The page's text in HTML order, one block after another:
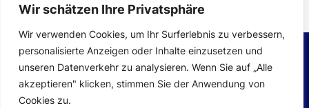
Wir schätzen Ihre Privatsphäre
Wir verwenden Cookies, um Ihr Surferlebnis zu verbessern,
personalisierte Anzeigen oder Inhalte einzusetzen und
unseren Datenverkehr zu analysieren. Wenn Sie auf „Alle
akzeptieren" klicken, stimmen Sie der Anwendung von
Cookies zu.
Copyright © 2026wohntrends.All rights reserved.
Theme: Mahalo By